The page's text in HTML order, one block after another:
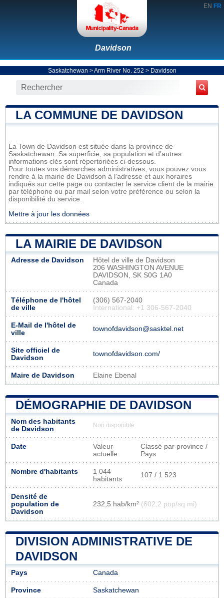
EN FR
Davidson
Saskatchewan >Arm River No. 252 > Davidson
LA COMMUNE DE DAVIDSON
La Town de Davidson est située dans la province de
Saskatchewan. Sa superficie, sa population et d'autres
informations clés sont répertoriées ci-dessous.
Pour toutes vos démarches administratives, vous pouvez vous
rendre à la mairie de Davidson à l'adresse et aux horaires
indiqués sur cette page ou contacter le service client de la mairie
par téléphone ou par mail selon votre préférence ou selon la
disponibilité du service.
Mettre à jour les données
LA MAIRIE DE DAVIDSON
Adresse de Davidson
Hôtel de ville de Davidson
206 WASHINGTON AVENUE
DAVIDSON, SK S0G 1A0
Canada
Téléphone de l'hôtel
de ville
(306) 567-2040
International: +1 306-567-2040
E-Mail de l'hôtel de
ville
townofdavidson@sasktel.net
Site officiel de
Davidson
townofdavidson.com/
Maire de Davidson Elaine Ebenal
DÉMOGRAPHIE DE DAVIDSON
Nom des habitants
de Davidson
Non disponible
Date
Valeur
actuelle
Classé par province /
Pays
Nombre d'habitants
1 044
habitants
107 / 1 523
Densité de
population de
Davidson
232,5 hab/km² (602,2 pop/sq mi)
DIVISION ADMINISTRATIVE DE
DAVIDSON
Pays Canada
Province Saskatchewan